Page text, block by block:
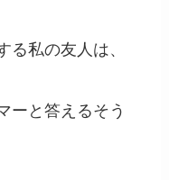
私の友人は、
ーと答えるそう